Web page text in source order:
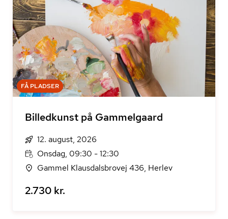
FÅ PLADSER
Billedkunst på Gammelgaard
12. august, 2026
Onsdag, 09:30 - 12:30
Gammel Klausdalsbrovej 436, Herlev
2.730 kr.